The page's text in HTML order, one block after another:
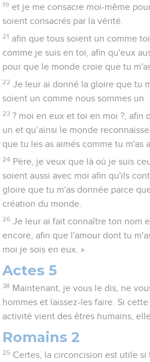
19 et je me consacre moi-même
soient consacrés par la vérité.
21 afin que tous soient un comme
comme je suis en toi, afin qu'eux
pour que le monde croie que tu
22 Je leur ai donné la gloire que tu
soient un comme nous sommes un
23 ? moi en eux et toi en moi ?, afin
un et qu’ainsi le monde
que tu les as aimés comme tu m'as
24 Père, je veux que là où je suis
soient aussi avec moi afin qu'ils
gloire que tu m'as donnée parce
création du monde.
26 Je leur ai fait connaître ton nom
encore, afin que l'amour dont tu
moi je sois en eux. »
Actes 5
38 Maintenant, je vous le dis, ne
hommes et laissez-les faire. Si
activité vient des êtres humains,
Romains 2
25 Certes, la circoncision est utile